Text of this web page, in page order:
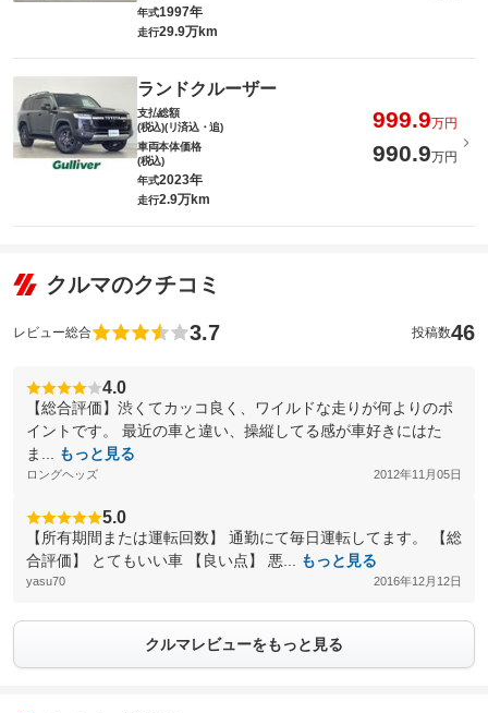
年式1997年
走行29.9万km
ランドクルーザー
支払総額
(税込)(リ済込・追)
999.9万円
車両本体価格
(税込)
990.9万円
年式2023年
走行2.9万km
クルマのクチコミ
レビュー総合 3.7 投稿数46
4.0
【総合評価】渋くてカッコ良く、ワイルドな走りが何よりのポ
イントです。 最近の車と違い、操縦してる感が車好きにはた
ま...
もっと見る
ロングヘッズ 2012年11月05日
5.0
【所有期間または運転回数】 通勤にて毎日運転してます。 【総
合評価】 とてもいい車 【良い点】 悪...
もっと見る
yasu70 2016年12月12日
クルマレビューをもっと見る